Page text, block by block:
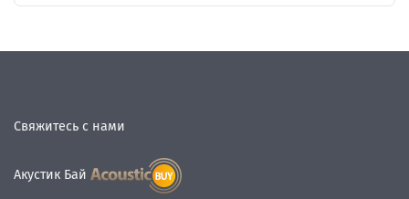
Свяжитесь с нами
Акустик Бай